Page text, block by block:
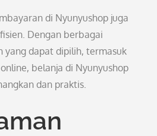
di Nyunyushop juga
Dengan berbagai
yang dapat dipilih, termasuk
belanja di Nyunyushop
dan praktis.